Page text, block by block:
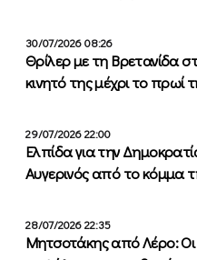
30/07/2026 08:26
Θρίλερ με τη Βρετανίδα
κινητό της μέχρι το πρωί
29/07/2026 22:00
Ελπίδα για την
Αυγερινός από το κόμμα
28/07/2026 22:35
Μητσοτάκης από Λέρο: Οι